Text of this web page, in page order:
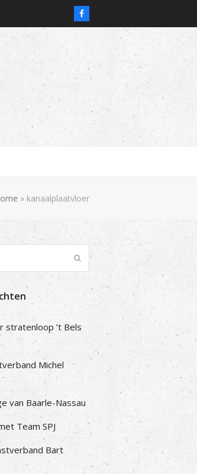
Facebook
» kanaalplaatvloer
Verzenden
stratenloop ’t Bels
Michel
van Baarle-Nassau
Team SPJ
Bart